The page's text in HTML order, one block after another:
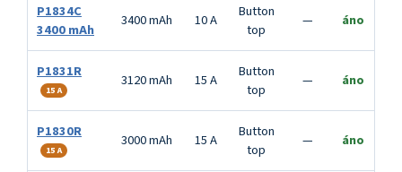
P1834C
3400 mAh
3400 mAh 10 A
Button
top
— áno
P1831R
15 A
3120 mAh 15 A
Button
top
— áno
P1830R
15 A
3000 mAh 15 A
Button
top
— áno